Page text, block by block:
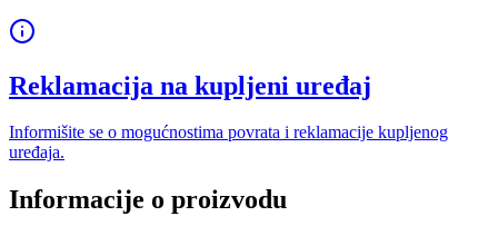
Reklamacija na kupljeni uređaj
Informišite se o mogućnostima povrata i reklamacije kupljenog
uređaja.
Informacije o proizvodu